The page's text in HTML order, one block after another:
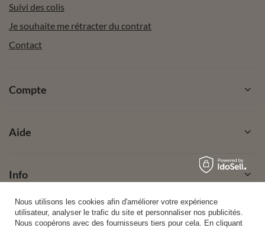
Suivi des colis
Je souhaite me rétracter du contrat
Contact
Compte
Aide
Info
Nous utilisons les cookies afin d'améliorer votre expérience
utilisateur, analyser le trafic du site et personnaliser nos publicités.
Nous coopérons avec des fournisseurs tiers pour cela. En cliquant